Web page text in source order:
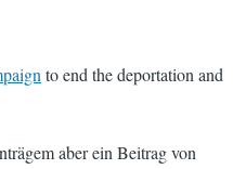
to end the deportation and
aber ein Beitrag von